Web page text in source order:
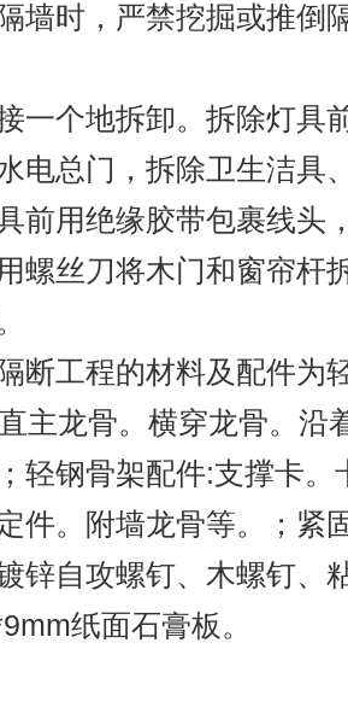
墙时，严禁挖掘或推倒
一个地拆卸。拆除灯具
电总门，拆除卫生洁具
前用绝缘胶带包裹线头
螺丝刀将木门和窗帘杆
断工程的材料及配件为
主龙骨。横穿龙骨。沿
轻钢骨架配件:支撑卡。
件。附墙龙骨等。；紧
锌自攻螺钉、木螺钉、
纸面石膏板。